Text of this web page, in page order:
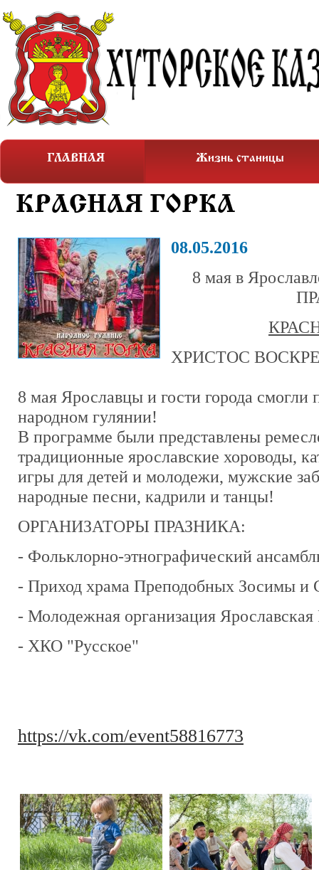
ГЛАВНАЯ Жизнь станицы
КРАСНАЯ ГОРКА
08.05.2016
8 мая в
ХРИСТОС
8 мая Ярославцы и гости города смогли
народном гулянии!
В программе были представлены
традиционные ярославские хороводы,
игры для детей и молодежи, мужские
народные песни, кадрили и танцы!
ОРГАНИЗАТОРЫ ПРАЗНИКА:
- Фольклорно-этнографический
- Приход храма Преподобных Зосимы и
- Молодежная организация Ярославская
- ХКО "Русское"
https://vk.com/event58816773